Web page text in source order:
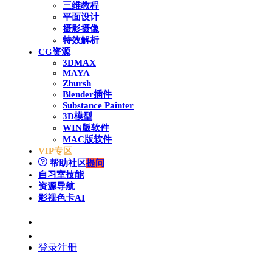
三维教程
平面设计
摄影摄像
特效解析
CG资源
3DMAX
MAYA
Zbursh
Blender插件
Substance Painter
3D模型
WIN版软件
MAC版软件
VIP专区
帮助社区提问
自习室技能
资源导航
影视色卡AI
登录注册